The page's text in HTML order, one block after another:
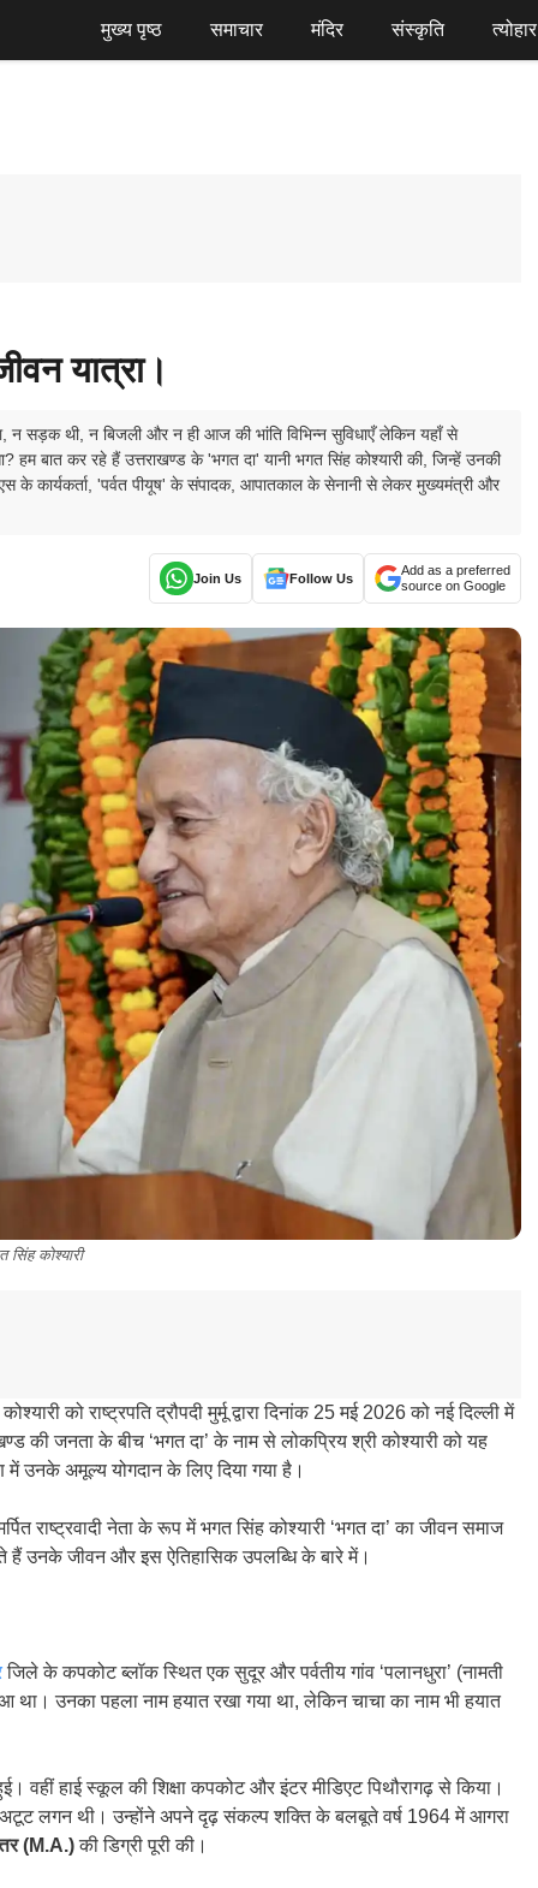
मुख्य पृष्ठ समाचार मंदिर संस्कृति त्योहार
यात्रा।
न सड़क थी, न बिजली और न ही आज की भांति विभिन्न सुविधाएँ लेकिन यहाँ से
हम बात कर रहे हैं उत्तराखण्ड के 'भगत दा' यानी भगत सिंह कोश्यारी की, जिन्हें उनकी
के कार्यकर्ता, 'पर्वत पीयूष' के संपादक, आपातकाल के सेनानी से लेकर मुख्यमंत्री और
Join Us Follow Us
Add as a preferred
source on Google
सिंह कोश्यारी
को राष्ट्रपति द्रौपदी मुर्मू द्वारा दिनांक 25 मई 2026 को नई दिल्ली में
की जनता के बीच ‘भगत दा’ के नाम से लोकप्रिय श्री कोश्यारी को यह
में उनके अमूल्य योगदान के लिए दिया गया है।
राष्ट्रवादी नेता के रूप में भगत सिंह कोश्यारी ‘भगत दा’ का जीवन समाज
हैं उनके जीवन और इस ऐतिहासिक उपलब्धि के बारे में।
जिले के कपकोट ब्लॉक स्थित एक सुदूर और पर्वतीय गांव ‘पलानधुरा’ (नामती
था। उनका पहला नाम हयात रखा गया था, लेकिन चाचा का नाम भी हयात
वहीं हाई स्कूल की शिक्षा कपकोट और इंटर मीडिएट पिथौरागढ़ से किया।
अटूट लगन थी। उन्होंने अपने दृढ़ संकल्प शक्ति के बलबूते वर्ष 1964 में आगरा
(M.A.)की डिग्री पूरी की।